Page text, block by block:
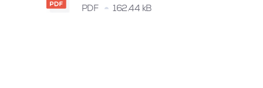
PDF
162.44 kB